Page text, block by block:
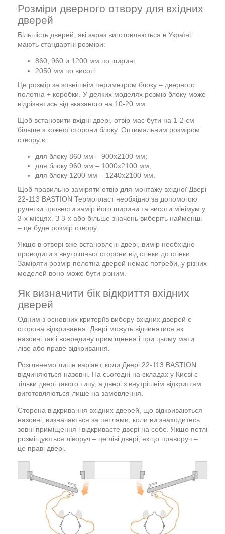
Розміри дверного отвору для вхідних
дверей
Більшість дверей, які зараз виготовляються в Україні,
мають стандартні розміри:
860, 960 и 1200 мм по ширині;
2050 мм по висоті.
Це розмір за зовнішнім периметром блоку – дверного
полотна + коробки. У деяких моделях розмір блоку може
відрізнятись від вказаного на 10-20 мм.
Щоб встановити вхідні двері, отвір має бути на 1-2 см
більше з кожної сторони блоку. Оптимальним розміром
отвору є:
для блоку 860 мм – 900х2100 мм;
для блоку 960 мм – 1000х2100 мм;
для блоку 1200 мм – 1240х2100 мм.
Щоб правильно заміряти отвір для монтажу вхідної Двері
22-113 BASTION Термопласт необхідно за допомогою
рулетки провести замір його ширини та висоти мінімум у
3-х місцях. З 3-х або більше значень виберіть найменші
– це буде розмір отвору.
Якщо в отворі вже встановлені двері, вимір необхідно
проводити з внутрішньої сторони від стінки до стінки.
Заміряти розмір полотна дверей немає потреби, у різних
моделей воно може бути різним.
Як визначити бік відкриття вхідних
дверей
Одним з основних критеріїв вибору вхідних дверей є
сторона відкривання. Двері можуть відчинятися як
назовні так і всередину приміщення і при цьому мати
ліве або праве відкривання.
Розглянемо лише варіант, коли Двері 22-113 BASTION
відчиняються назовні. На сьогодні на складах у Києві є
тільки двері такого типу, а двері з внутрішнім відкриттям
виготовляються лише на замовлення.
Сторона відкривання вхідних дверей, що відкриваються
назовні, визначається за петлями, коли ви знаходитесь
зовні приміщення і відкриваєте двері на себе. Якщо петлі
розміщуються ліворуч – це ліві двері, якщо праворуч –
це праві двері.